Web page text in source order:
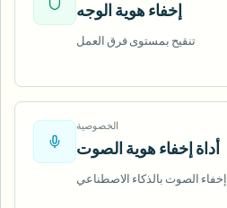
إخفاء هوية الوجه
تنقيح بمستوى فرق العمل
الخصوصية
أداة إخفاء هوية الصوت
إخفاء الصوت بالذكاء الاصطناعي